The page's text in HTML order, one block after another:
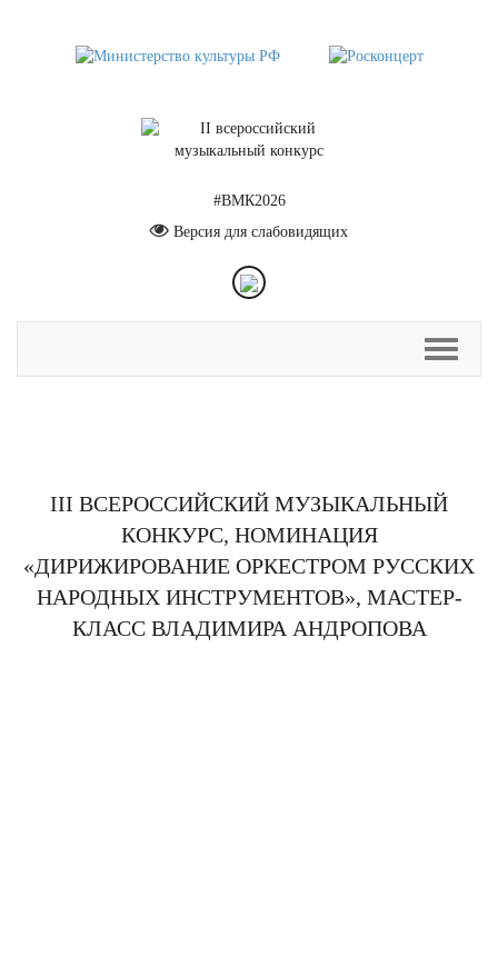
#ВМК2026
Версия для слабовидящих
III ВСЕРОССИЙСКИЙ МУЗЫКАЛЬНЫЙ
КОНКУРС, НОМИНАЦИЯ
«ДИРИЖИРОВАНИЕ ОРКЕСТРОМ РУССКИХ
НАРОДНЫХ ИНСТРУМЕНТОВ», МАСТЕР-
КЛАСС ВЛАДИМИРА АНДРОПОВА